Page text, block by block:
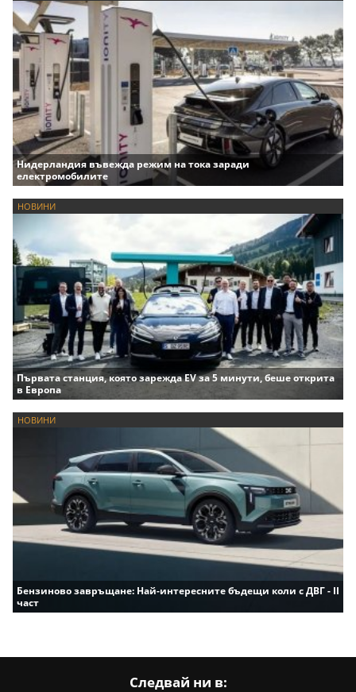
Нидерландия въвежда режим на тока заради
електромобилите
НОВИНИ
Първата станция, която зарежда EV за 5 минути, беше открита
в Европа
НОВИНИ
Бензиново завръщане: Най-интересните бъдещи коли с ДВГ - II
част
Следвай ни в: